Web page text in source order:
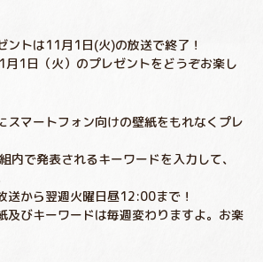
ントは11月1日(火)の放送で終了！
1日（火）のプレゼントをどうぞお楽し
スマートフォン向けの壁紙をもれなくプレ
内で発表されるキーワードを入力して、
送から翌週火曜日昼12:00まで！
及びキーワードは毎週変わりますよ。お楽